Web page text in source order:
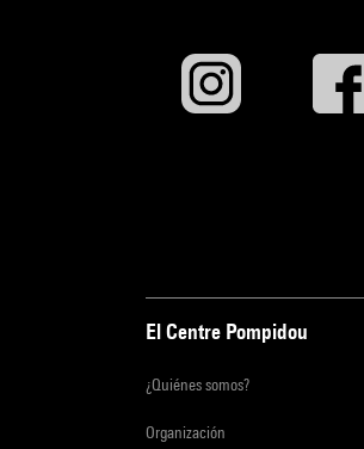
El Centre Pompidou
¿Quiénes somos?
Organización